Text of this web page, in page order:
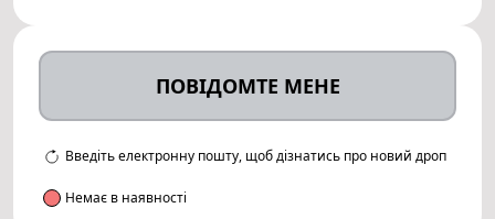
ПОВІДОМТЕ МЕНЕ
Введіть електронну пошту, щоб дізнатись про новий дроп
Немає в наявності